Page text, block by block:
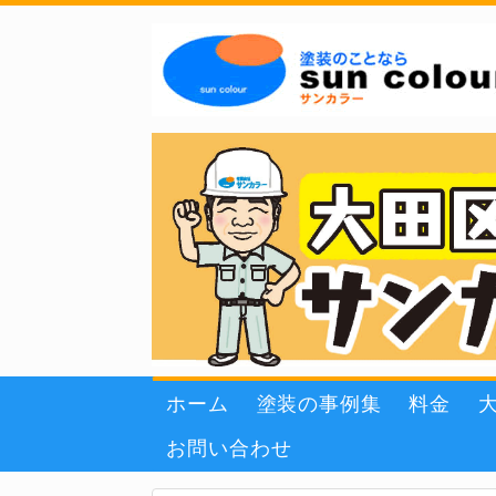
ホーム 塗装の事例集 料金
お問い合わせ